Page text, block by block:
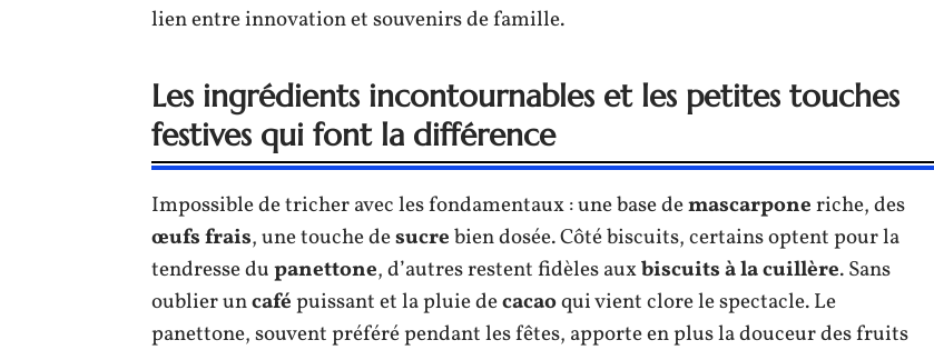
lien entre innovation et souvenirs de famille.
Les ingrédients incontournables et les petites touches
festives qui font la différence
Impossible de tricher avec les fondamentaux : une base demascarponeriche, des
œufs frais, une touche desucrebien dosée. Côté biscuits, certains optent pour la
tendresse dupanettone, d’autres restent fidèles auxbiscuits à la cuillère. Sans
oublier uncafépuissant et la pluie decacaoqui vient clore le spectacle. Le
panettone, souvent préféré pendant les fêtes, apporte en plus la douceur des fruits